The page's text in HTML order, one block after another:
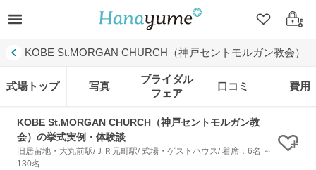
クリップ
ログ
KOBE St.MORGAN CHURCH（神戸セントモルガン教会）
式場トップ 写真
ブライダル
フェア
口コミ 費用
KOBE St.MORGAN CHURCH（神戸セントモルガン教
会）の挙式実例・体験談
旧居留地・大丸前駅/ＪＲ元町駅/ 式場・ゲストハウス/ 着席：6名 ～
130名
ク